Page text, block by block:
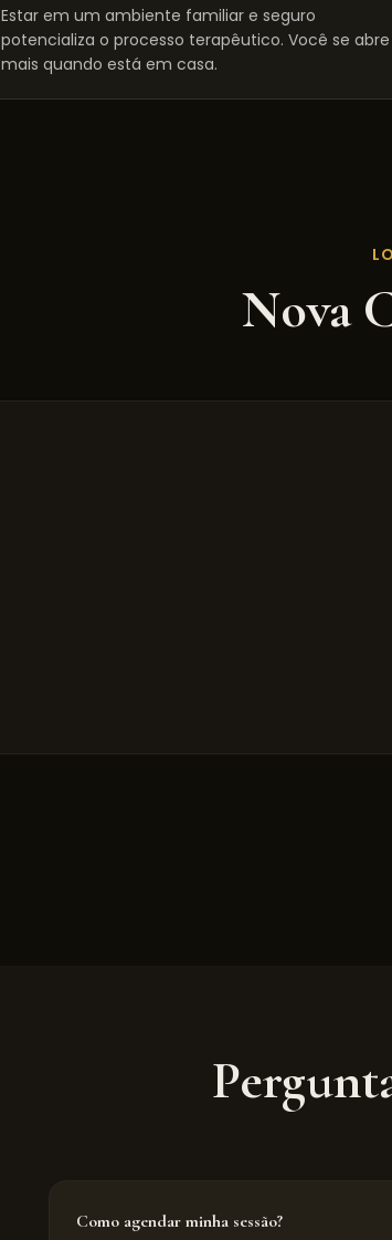
Estar em um ambiente familiar e seguro
potencializa o processo terapêutico. Você se abre
mais quando está em casa.
Nova
Como agendar minha sessão?